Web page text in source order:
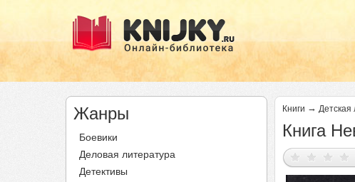
Жанры
Боевики
Деловая литература
Детективы
Книги → Детская
Книга